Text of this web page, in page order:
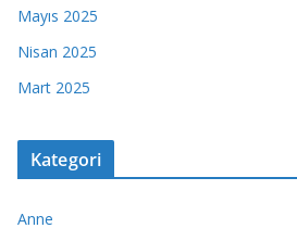
Mayıs 2025
Nisan 2025
Mart 2025
Kategori
Anne